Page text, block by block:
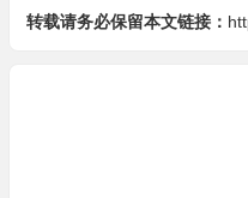
转载请务必保留本文链接：